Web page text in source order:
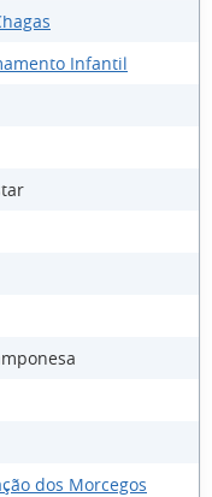
Infantil
dos Morcegos